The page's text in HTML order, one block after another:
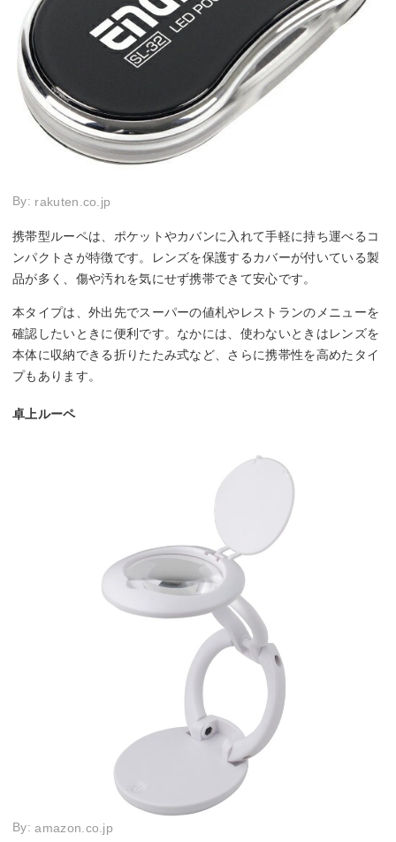
By: rakuten.co.jp
携帯型ルーペは、ポケットやカバンに入れて手軽に持ち運べるコ
ンパクトさが特徴です。レンズを保護するカバーが付いている製
品が多く、傷や汚れを気にせず携帯できて安心です。
本タイプは、外出先でスーパーの値札やレストランのメニューを
確認したいときに便利です。なかには、使わないときはレンズを
本体に収納できる折りたたみ式など、さらに携帯性を高めたタイ
プもあります。
卓上ルーペ
By:amazon.co.jp